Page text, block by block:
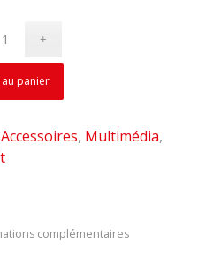
panier
Accessoires, Multimédia,
complémentaires